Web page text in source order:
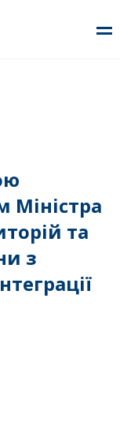
Міністра
та
з